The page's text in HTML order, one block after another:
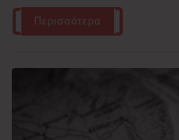
Περισσότερα